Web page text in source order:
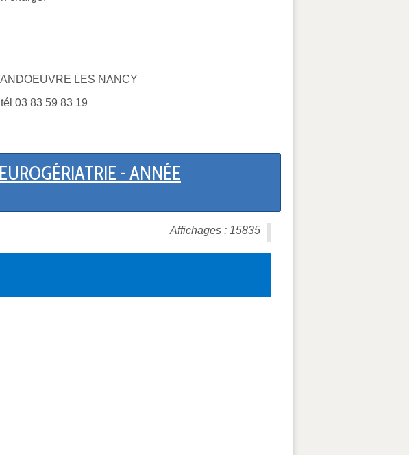
LES NANCY
03 83 59 83 19
- ANNÉE
Affichages : 15835